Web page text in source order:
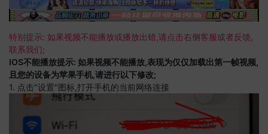
特别提示: 如果视频不能播放或播放出错,请点击右侧客服或者反馈,
联系我们;
IOS不能播放提示: 如果视频不能播放,表现为仅仅加载出第一帧视频,
且您的设备为苹果手机,请进行以下修改;
1. 点击"设置"图标,打开手机的当前网络连接